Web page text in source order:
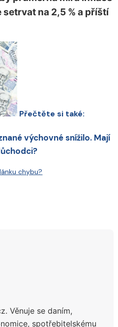
na 2,5 % a příští
Přečtěte si také:
výchovné snížilo. Mají
chybu?
Věnuje se daním,
spotřebitelskému